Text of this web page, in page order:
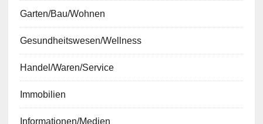
Garten/Bau/Wohnen
Gesundheitswesen/Wellness
Handel/Waren/Service
Immobilien
Informationen/Medien